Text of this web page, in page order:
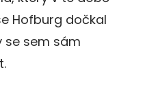
Hofburg dočkal
se sem sám